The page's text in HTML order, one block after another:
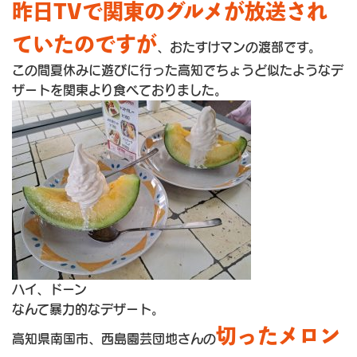
昨日TVで関東のグルメが放送され
ていたのですが 、おたすけマンの渡部です。
この間夏休みに遊びに行った高知でちょうど似たようなデ
ザートを関東より食べておりました。
ハイ、ドーン
なんて暴力的なデザート。
高知県南国市、西島園芸団地さんの切ったメロン